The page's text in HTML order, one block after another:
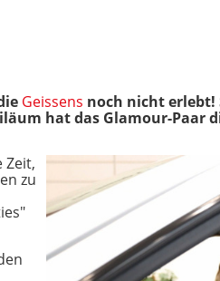
Geissens noch nicht erlebt!
hat das Glamour-
Zeit,
zu